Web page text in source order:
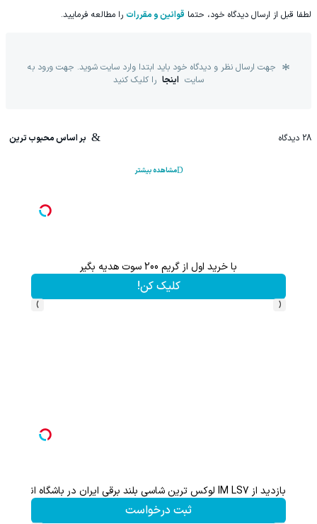
لطفا قبل از ارسال دیدگاه خود، حتما قوانین و مقررات را مطالعه فرمایید.
جهت ارسال نظر و دیدگاه خود باید ابتدا وارد سایت شوید. جهت ورود به
سایت اینجا را کلیک کنید
28 دیدگاه بر اساس محبوب ترین
مشاهده بیشتر
با خرید اول از گریم 200 سوت هدیه بگیر
کلیک کن!
‹
›
بازدید از IM LS7 لوکس ترین شاسی بلند برقی ایران در باشگاه انقلاب
ثبت درخواست